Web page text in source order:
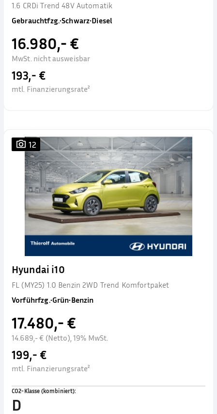
1.6 CRDi Trend 48V Automatik
Gebrauchtfzg.•Schwarz•Diesel
16.980,- €
MwSt. nicht ausweisbar
193,- €
mtl. Finanzierungsrate²
12
Hyundai i10
FL (MY25) 1.0 Benzin 2WD Trend Komfortpaket
Vorführfzg.•Grün•Benzin
17.480,- €
14.689,- € (Netto), 19% MwSt.
199,- €
mtl. Finanzierungsrate²
CO2-Klasse (kombiniert):
D